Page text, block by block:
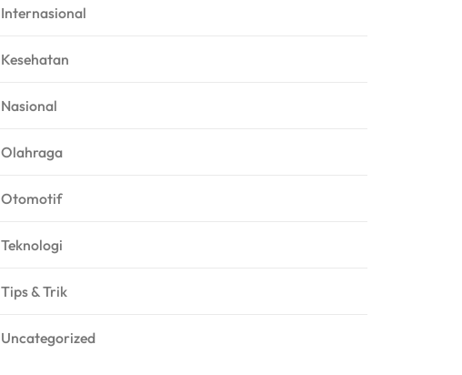
Internasional
Kesehatan
Nasional
Olahraga
Otomotif
Teknologi
Tips & Trik
Uncategorized